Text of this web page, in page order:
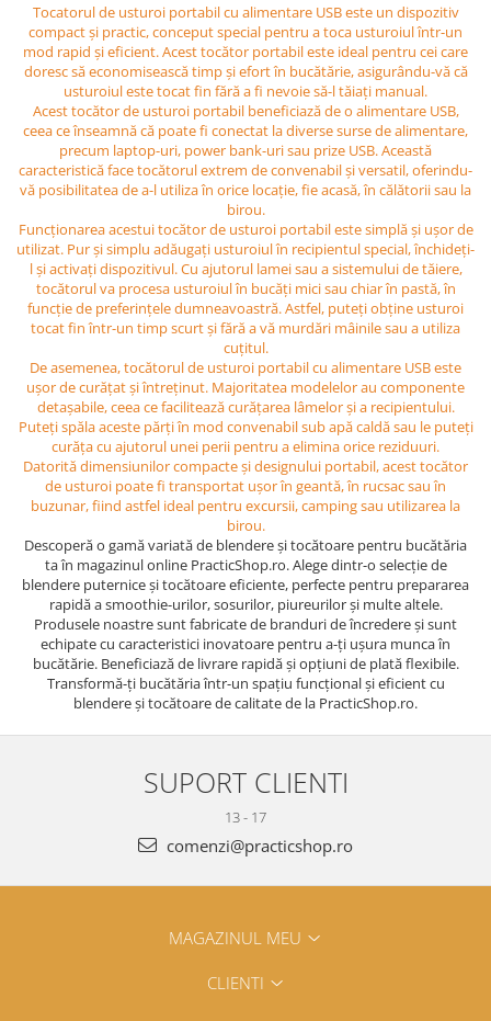
Tocatorul de usturoi portabil cu alimentare USB este un dispozitiv
compact și practic, conceput special pentru a toca usturoiul într-un
mod rapid și eficient. Acest tocător portabil este ideal pentru cei care
doresc să economisească timp și efort în bucătărie, asigurându-vă că
usturoiul este tocat fin fără a fi nevoie să-l tăiați manual.
Acest tocător de usturoi portabil beneficiază de o alimentare USB,
ceea ce înseamnă că poate fi conectat la diverse surse de alimentare,
precum laptop-uri, power bank-uri sau prize USB. Această
caracteristică face tocătorul extrem de convenabil și versatil, oferindu-
vă posibilitatea de a-l utiliza în orice locație, fie acasă, în călătorii sau la
birou.
Funcționarea acestui tocător de usturoi portabil este simplă și ușor de
utilizat. Pur și simplu adăugați usturoiul în recipientul special, închideți-
l și activați dispozitivul. Cu ajutorul lamei sau a sistemului de tăiere,
tocătorul va procesa usturoiul în bucăți mici sau chiar în pastă, în
funcție de preferințele dumneavoastră. Astfel, puteți obține usturoi
tocat fin într-un timp scurt și fără a vă murdări mâinile sau a utiliza
cuțitul.
De asemenea, tocătorul de usturoi portabil cu alimentare USB este
ușor de curățat și întreținut. Majoritatea modelelor au componente
detașabile, ceea ce facilitează curățarea lâmelor și a recipientului.
Puteți spăla aceste părți în mod convenabil sub apă caldă sau le puteți
curăța cu ajutorul unei perii pentru a elimina orice reziduuri.
Datorită dimensiunilor compacte și designului portabil, acest tocător
de usturoi poate fi transportat ușor în geantă, în rucsac sau în
buzunar, fiind astfel ideal pentru excursii, camping sau utilizarea la
birou.
Descoperă o gamă variată de blendere și tocătoare pentru bucătăria
ta în magazinul online PracticShop.ro. Alege dintr-o selecție de
blendere puternice și tocătoare eficiente, perfecte pentru prepararea
rapidă a smoothie-urilor, sosurilor, piureurilor și multe altele.
Produsele noastre sunt fabricate de branduri de încredere și sunt
echipate cu caracteristici inovatoare pentru a-ți ușura munca în
bucătărie. Beneficiază de livrare rapidă și opțiuni de plată flexibile.
Transformă-ți bucătăria într-un spațiu funcțional și eficient cu
blendere și tocătoare de calitate de la PracticShop.ro.
SUPORT CLIENTI
13 - 17
comenzi@practicshop.ro
MAGAZINUL MEU
CLIENTI